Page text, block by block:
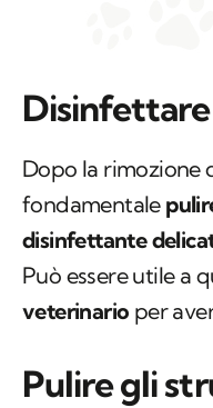
Dopo la rimozione
fondamentale
disinfettante
Può essere utile a
veterinario per
Pulire gli